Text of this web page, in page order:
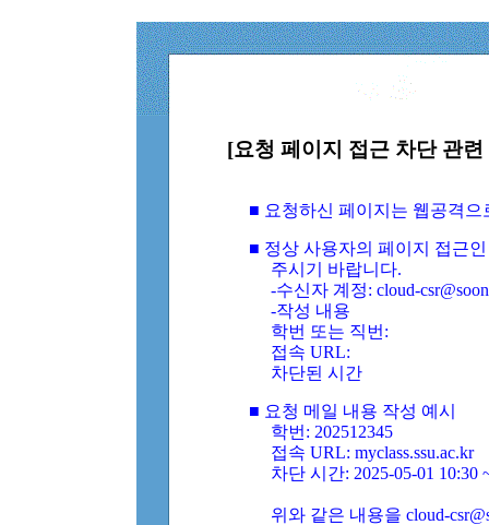
[요청 페이지 접근 차단 관
■ 요청하신 페이지는 웹공격
■ 정상 사용자의 페이지 접근
주시기 바랍니다.
-수신자 계정: cloud-
-작성 내용
학번 또는 직번:
접속 URL:
차단된 시간
■ 요청 메일 내용 작성 예시
학번: 202512345
접속 URL: myclass.ssu.ac.kr
차단 시간: 2025-05-01 10:30
위와 같은 내용을 cloud-